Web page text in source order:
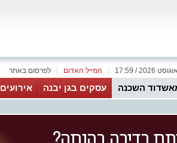
לפרסום באתר המייל האדום
השכנה עסקים בגן יבנה אירועים